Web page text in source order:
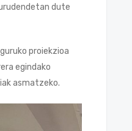
dute
proiekzioa
egindako
asmatzeko.